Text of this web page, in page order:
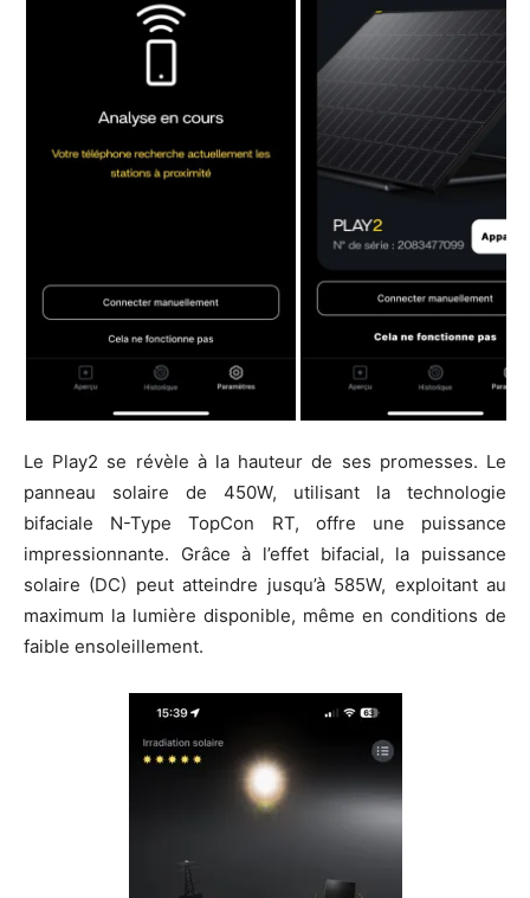
Le Play2 se révèle à la hauteur de ses promesses. Le
panneau solaire de 450W, utilisant la technologie
bifaciale N-Type TopCon RT, offre une puissance
impressionnante. Grâce à l’effet bifacial, la puissance
solaire (DC) peut atteindre jusqu’à 585W, exploitant au
maximum la lumière disponible, même en conditions de
faible ensoleillement.